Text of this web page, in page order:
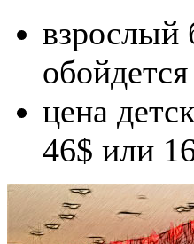
взрослый
цена
46$ или